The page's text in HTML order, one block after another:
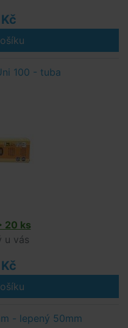
100 - tuba
20 ks
vás
- lepený 50mm